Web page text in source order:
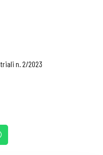
n. 2/2023